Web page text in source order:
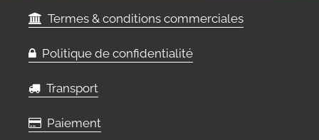
Termes & conditions commerciales
Politique de confidentialité
Transport
Paiement